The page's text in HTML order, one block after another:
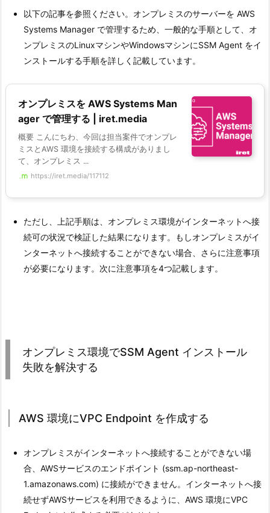
以下の記事を参照ください。オンプレミスのサーバーを AWS
Systems Manager で管理するため、一般的な手順として、オ
ンプレミスのLinuxマシンやWindowsマシンにSSM Agent をイ
ンストールする手順を詳しく記載しています。
オンプレミスを AWS Systems Man
ager で管理する | iret.media
概要 こんにちわ、今回は担当案件でオンプレ
ミスとAWS 環境を接続する構成がありまし
て、オンプレミス ...
https://iret.media/117112
ただし、上記手順は、オンプレミス環境がインターネットへ接
続可の状況で検証した結果になります。もしオンプレミスがイ
ンターネットへ接続することができない場合、さらに注意事項
が必要になります。次に注意事項を4つ記載します。
オンプレミス環境でSSM Agent インストール
失敗を解決する
AWS 環境にVPC Endpoint を作成する
オンプレミスがインターネットへ接続することができない場
合、AWSサービスのエンドポイント (ssm.ap-northeast-
1.amazonaws.com) に接続ができません。インターネットへ接
続せずAWSサービスを利用できるように、AWS 環境にVPC